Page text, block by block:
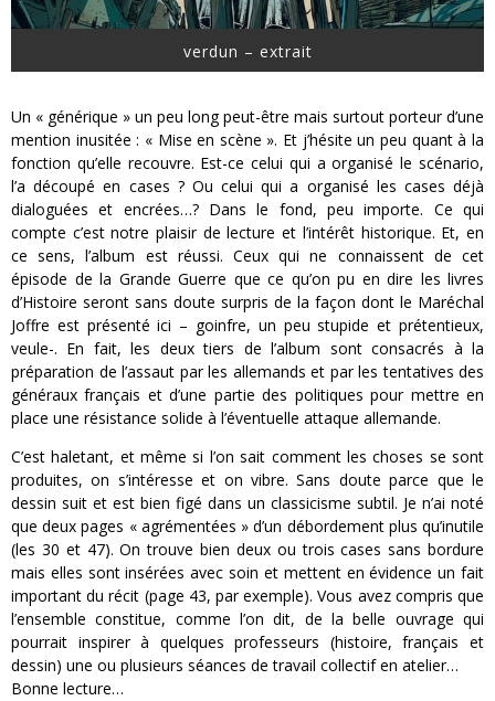
verdun – extrait
Un « générique » un peu long peut-être mais surtout porteur d’une
mention inusitée : « Mise en scène ». Et j’hésite un peu quant à la
fonction qu’elle recouvre. Est-ce celui qui a organisé le scénario,
l’a découpé en cases ? Ou celui qui a organisé les cases déjà
dialoguées et encrées…? Dans le fond, peu importe. Ce qui
compte c’est notre plaisir de lecture et l’intérêt historique. Et, en
ce sens, l’album est réussi. Ceux qui ne connaissent de cet
épisode de la Grande Guerre que ce qu’on pu en dire les livres
d’Histoire seront sans doute surpris de la façon dont le Maréchal
Joffre est présenté ici – goinfre, un peu stupide et prétentieux,
veule-. En fait, les deux tiers de l’album sont consacrés à la
préparation de l’assaut par les allemands et par les tentatives des
généraux français et d’une partie des politiques pour mettre en
place une résistance solide à l’éventuelle attaque allemande.
C’est haletant, et même si l’on sait comment les choses se sont
produites, on s’intéresse et on vibre. Sans doute parce que le
dessin suit et est bien figé dans un classicisme subtil. Je n’ai noté
que deux pages « agrémentées » d’un débordement plus qu’inutile
(les 30 et 47). On trouve bien deux ou trois cases sans bordure
mais elles sont insérées avec soin et mettent en évidence un fait
important du récit (page 43, par exemple). Vous avez compris que
l’ensemble constitue, comme l’on dit, de la belle ouvrage qui
pourrait inspirer à quelques professeurs (histoire, français et
dessin) une ou plusieurs séances de travail collectif en atelier…
Bonne lecture…